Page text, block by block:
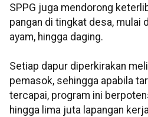
SPPG juga mendorong
pangan di tingkat desa, mulai
ayam, hingga daging.
Setiap dapur diperkirakan
pemasok, sehingga apabila
tercapai, program ini
hingga lima juta lapangan